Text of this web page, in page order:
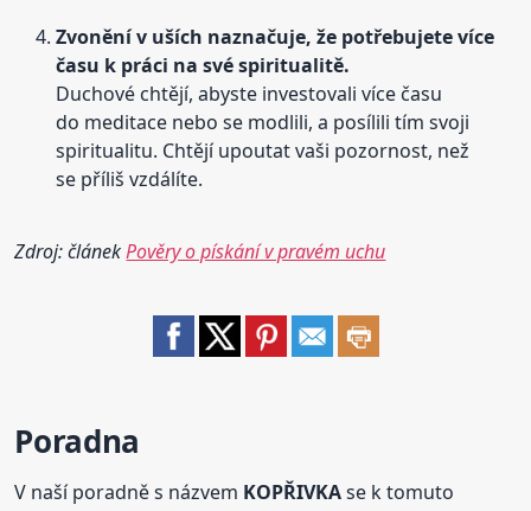
Zvonění v uších naznačuje, že potřebujete více
času k práci na své spiritualitě.
Duchové chtějí, abyste investovali více času
do meditace nebo se modlili, a posílili tím svoji
spiritualitu. Chtějí upoutat vaši pozornost, než
se příliš vzdálíte.
Zdroj: článekPověry o pískání v pravém uchu
Poradna
V naší poradně s názvem KOPŘIVKAse k tomuto